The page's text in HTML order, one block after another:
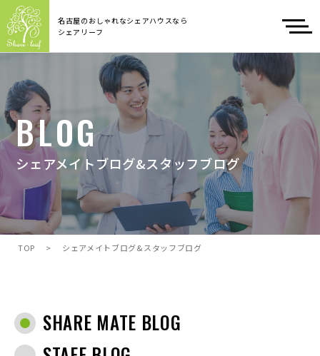
名古屋のおしゃれなシェアハウスなら
シェアリーフ
BLOG
シェアメイトブログ&スタッフブログ
TOP > シェアメイトブログ&スタッフブログ
SHARE MATE BLOG